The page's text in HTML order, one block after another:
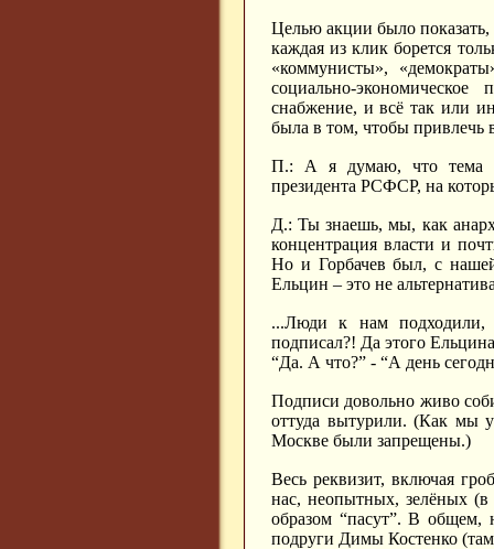
Целью акции было показать,
каждая из клик борется
«коммунисты»,
социально-
снабжение, и всё так или
была в том, чтобы
П.: А я думаю, что тема
президента РСФСР, на
Д.: Ты знаешь, мы, как
концентрация власти и
Но и Горбачев был, с
Ельцин – это не
...Люди к нам подходили,
подписал?! Да этого
“Да. А что?” - “А день
Подписи довольно живо
оттуда вытурили. (Как мы
Москве были запрещены.)
Весь реквизит, включая
нас, неопытных, зелёных
образом “пасут”. В общем,
подруги Димы Костенко